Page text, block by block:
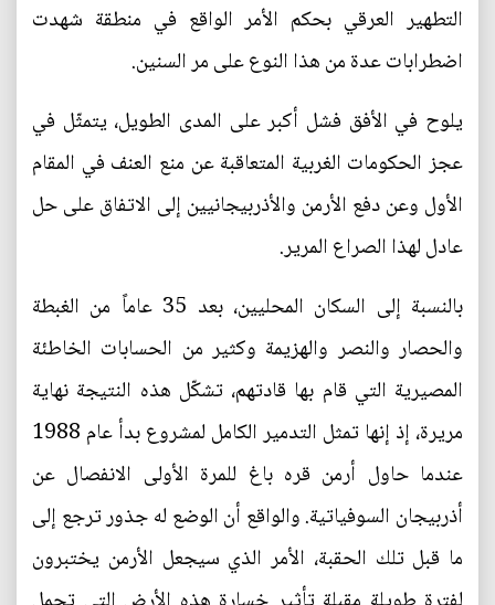
التطهير العرقي بحكم الأمر الواقع في منطقة شهدت
اضطرابات عدة من هذا النوع على مر السنين.
يلوح في الأفق فشل أكبر على المدى الطويل، يتمثّل في
عجز الحكومات الغربية المتعاقبة عن منع العنف في المقام
الأول وعن دفع الأرمن والأذربيجانيين إلى الاتفاق على حل
عادل لهذا الصراع المرير.
بالنسبة إلى السكان المحليين، بعد 35 عاماً من الغبطة
والحصار والنصر والهزيمة وكثير من الحسابات الخاطئة
المصيرية التي قام بها قادتهم، تشكّل هذه النتيجة نهاية
مريرة، إذ إنها تمثل التدمير الكامل لمشروع بدأ عام 1988
عندما حاول أرمن قره باغ للمرة الأولى الانفصال عن
أذربيجان السوفياتية. والواقع أن الوضع له جذور ترجع إلى
ما قبل تلك الحقبة، الأمر الذي سيجعل الأرمن يختبرون